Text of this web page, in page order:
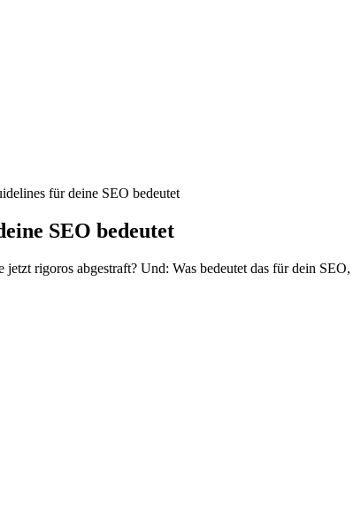
für deine SEO bedeutet
SEO bedeutet
rigoros abgestraft? Und: Was bedeutet das für dein SEO,